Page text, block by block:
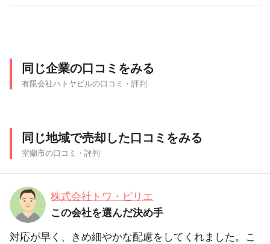
同じ企業の口コミをみる
有限会社ハトヤビルの口コミ・評判
同じ地域で売却した口コミをみる
室蘭市の口コミ・評判
株式会社トワ・ピリエ
この会社を選んだ決め手
対応が早く、きめ細やかな配慮をしてくれました。こ